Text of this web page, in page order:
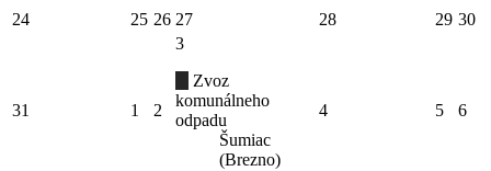
24 25 26 27 28 29 30
31 1 2
3
Zvoz
komunálneho
odpadu
Šumiac
(Brezno)
4 5 6